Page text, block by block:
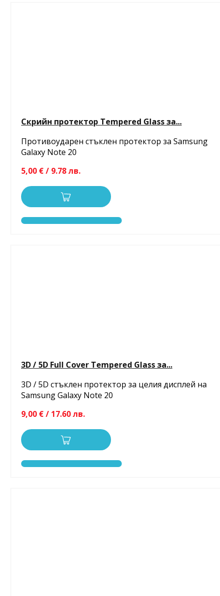
Скрийн протектор Tempered Glass за...
Противоударен стъклен протектор за Samsung
Galaxy Note 20
5,00 € / 9.78 лв.
3D / 5D Full Cover Tempered Glass за...
3D / 5D стъклен протектор за целия дисплей на
Samsung Galaxy Note 20
9,00 € / 17.60 лв.